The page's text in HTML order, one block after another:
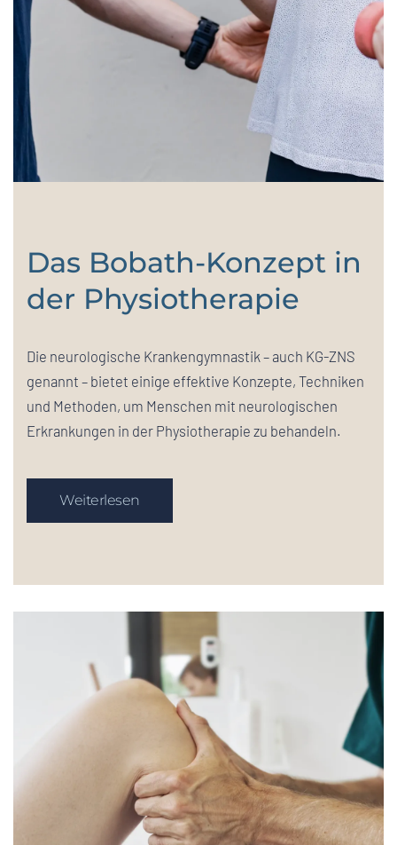
Das Bobath-Konzept in
der Physiotherapie
Die neurologische Krankengymnastik – auch KG-ZNS
genannt – bietet einige effektive Konzepte, Techniken
und Methoden, um Menschen mit neurologischen
Erkrankungen in der Physiotherapie zu behandeln.
Weiterlesen